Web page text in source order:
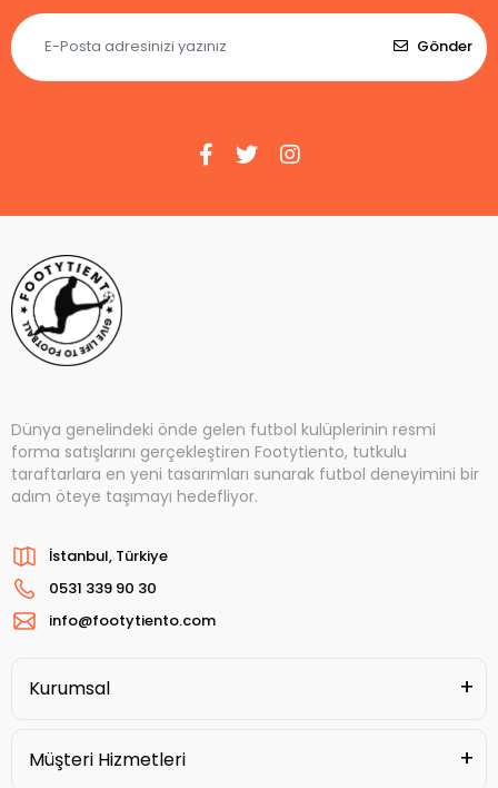
Gönder
Dünya genelindeki önde gelen futbol kulüplerinin resmi
forma satışlarını gerçekleştiren Footytiento, tutkulu
taraftarlara en yeni tasarımları sunarak futbol deneyimini bir
adım öteye taşımayı hedefliyor.
İstanbul, Türkiye
0531 339 90 30
info@footytiento.com
Kurumsal
Müşteri Hizmetleri